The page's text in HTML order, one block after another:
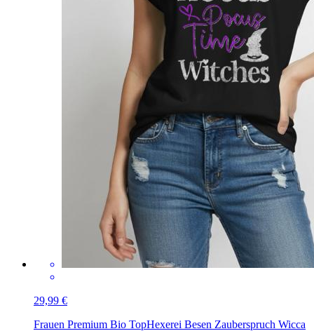
29,99 €
Frauen Premium Bio TopHexerei Besen Zauberspruch Wicca